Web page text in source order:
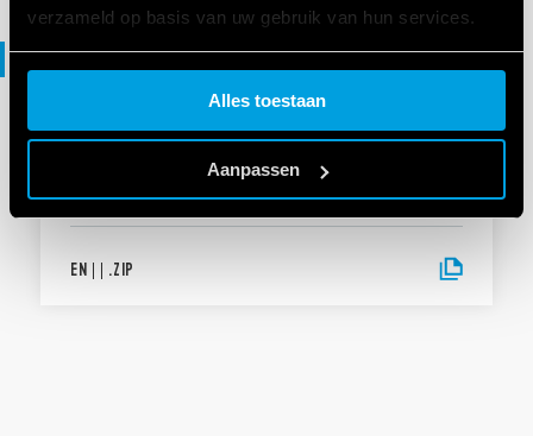
verzameld op basis van uw gebruik van hun services.
Cookie policy.
Alles toestaan
Aanpassen
File 3D
3D-BESTANDEN
EN | | .ZIP